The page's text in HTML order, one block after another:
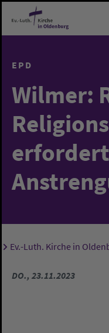
Zum Hauptinhalt
EPD
Wilmer:
Sie sind hier:
Ev.-Luth. Kirche in
DO., 23.11.2023